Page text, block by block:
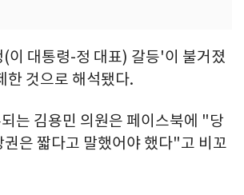
이 대통령-정 대표) 갈등'이 불거졌
한 것으로 해석됐다.
는 김용민 의원은 페이스북에 "당
권은 짧다고 말했어야 했다"고 비꼬